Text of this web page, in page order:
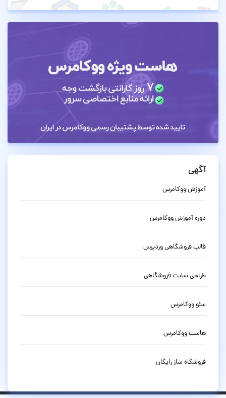
آگهی
آموزش ووکامرس
دوره آموزش ووکامرس
قالب فروشگاهی وردپرس
طراحی سایت فروشگاهی
سئو ووکامرس
هاست ووکامرس
فروشگاه ساز رایگان